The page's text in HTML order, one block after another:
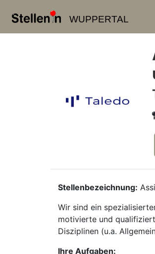
WUPPERTAL
Stellenbezeichnung:
Wir sind ein
motivierte und
Disziplinen (u.a.
Ihre Aufgaben: